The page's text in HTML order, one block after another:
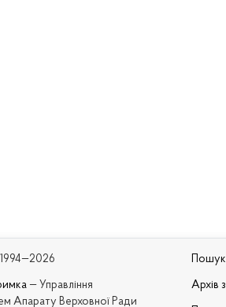
— Управління
Апарату Верховної Ради
Пошук
Архів